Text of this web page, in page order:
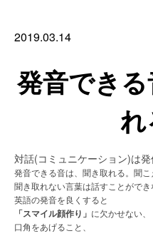
2019.03.14
発音でき
れ
対話(コミュニケーション)は発
発音できる音は、聞き取れる。聞こ
聞き取れない言葉は話すことができ
英語の発音を良くすると
「スマイル顔作り」 に欠かせない、
口角をあげること、